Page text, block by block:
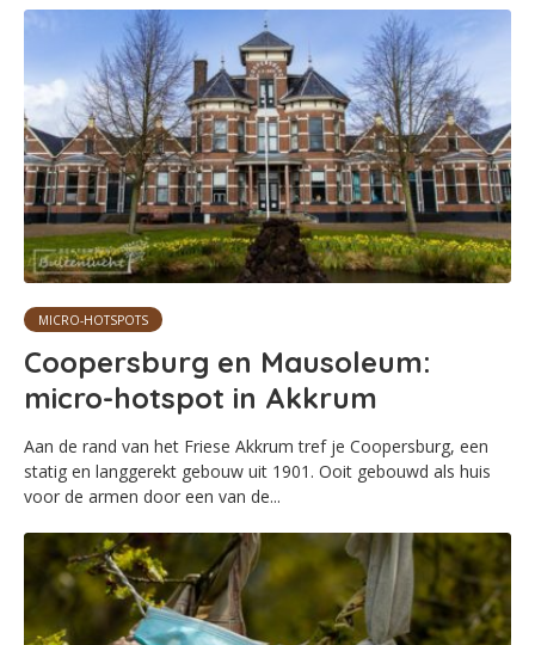
MICRO-HOTSPOTS
Coopersburg en Mausoleum:
micro-hotspot in Akkrum
Aan de rand van het Friese Akkrum tref je Coopersburg, een
statig en langgerekt gebouw uit 1901. Ooit gebouwd als huis
voor de armen door een van de...